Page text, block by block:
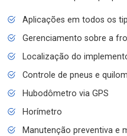
Aplicações em todos os
Gerenciamento sobre a
Localização do
Controle de pneus e
Hubodômetro via GPS
Horímetro
Manutenção preventiva e